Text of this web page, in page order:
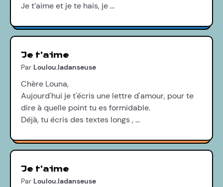
Je t’aime et je te hais, je …
Je t'aime
Par Loulou.ladanseuse
Chère Louna,
Aujourd'hui je t'écris une lettre d'amour, pour te
dire à quelle point tu es formidable.
Déjà, tu écris des textes longs , …
Je t'aime
Par Loulou.ladanseuse